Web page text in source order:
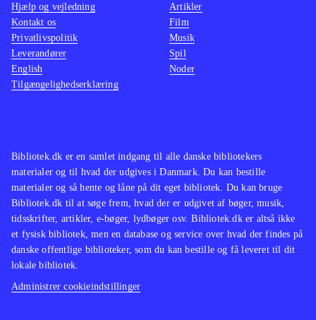
Bibliotek.dk er en samlet indgang til alle danske bibliotekers
materialer og til hvad der udgives i Danmark. Du kan bestille
materialer og så hente og låne på dit eget bibliotek. Du kan bruge
Bibliotek.dk til at søge frem, hvad der er udgivet af bøger, musik,
tidsskrifter, artikler, e-bøger, lydbøger osv. Bibliotek.dk er altså ikke
et fysisk bibliotek, men en database og service over hvad der findes på
danske offentlige biblioteker, som du kan bestille og få leveret til dit
lokale bibliotek.
Administrer cookieindstillinger
Hjælp og vejledning
Kontakt os
Privatlivspolitik
Leverandører
English
Tilgængelighedserklæring
Artikler
Film
Musik
Spil
Noder